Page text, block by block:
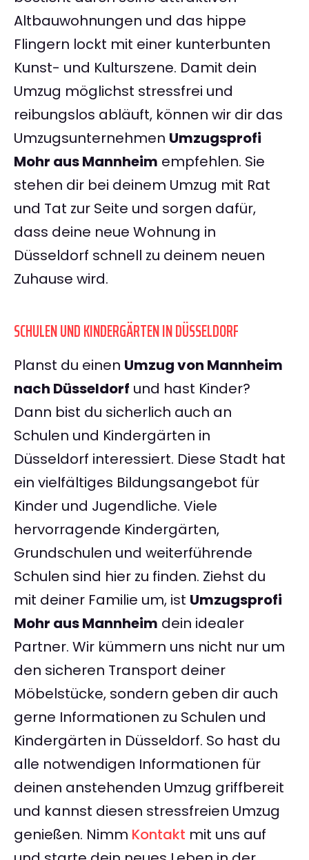
Altbauwohnungen und das hippe
Flingern lockt mit einer kunterbunten
Kunst- und Kulturszene. Damit dein
Umzug möglichst stressfrei und
reibungslos abläuft, können wir dir das
Umzugsunternehmen Umzugsprofi
Mohr aus Mannheim empfehlen. Sie
stehen dir bei deinem Umzug mit Rat
und Tat zur Seite und sorgen dafür,
dass deine neue Wohnung in
Düsseldorf schnell zu deinem neuen
Zuhause wird.
SCHULEN UND KINDERGÄRTEN IN DÜSSELDORF
Planst du einen Umzug von Mannheim
nach Düsseldorf und hast Kinder?
Dann bist du sicherlich auch an
Schulen und Kindergärten in
Düsseldorf interessiert. Diese Stadt hat
ein vielfältiges Bildungsangebot für
Kinder und Jugendliche. Viele
hervorragende Kindergärten,
Grundschulen und weiterführende
Schulen sind hier zu finden. Ziehst du
mit deiner Familie um, ist Umzugsprofi
Mohr aus Mannheim dein idealer
Partner. Wir kümmern uns nicht nur um
den sicheren Transport deiner
Möbelstücke, sondern geben dir auch
gerne Informationen zu Schulen und
Kindergärten in Düsseldorf. So hast du
alle notwendigen Informationen für
deinen anstehenden Umzug griffbereit
und kannst diesen stressfreien Umzug
genießen. Nimm Kontakt mit uns auf